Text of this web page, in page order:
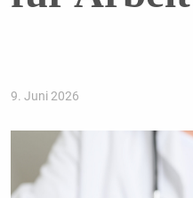
9. Juni 2026